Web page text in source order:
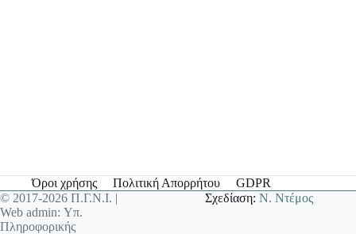
Όροι χρήσης Πολιτική Απορρήτου
GDPR
© 2017-2026 Π.Γ.Ν.Ι. |
Web admin: Υπ.
Πληροφορικής
Σχεδίαση:Ν. Ντέμος